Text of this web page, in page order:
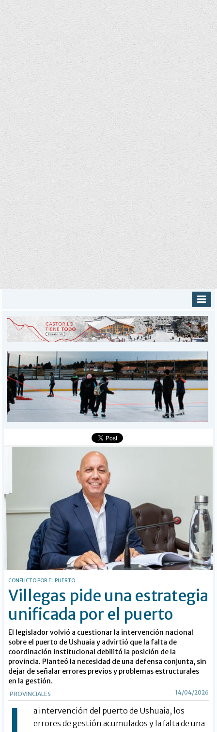
INICIO
PROVINCIALES
DEPORTES
POLICIALES
I-DIARIO
MÁS
BÚSQUEDA
CONFLICTO POR EL PUERTO
Villegas pide una estrategia
unificada por el puerto
El legislador volvió a cuestionar la intervención nacional
sobre el puerto de Ushuaia y advirtió que la falta de
coordinación institucional debilitó la posición de la
provincia. Planteó la necesidad de una defensa conjunta, sin
dejar de señalar errores previos y problemas estructurales
en la gestión.
PROVINCIALES 14/04/2026
a intervención del puerto de Ushuaia, los
errores de gestión acumulados y la falta de una